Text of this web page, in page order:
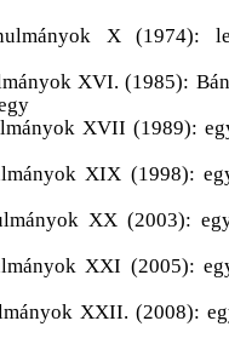
X (1974):
XVI. (1985):
XVII (1989):
XIX (1998):
XX (2003):
XXI (2005):
XXII. (2008):